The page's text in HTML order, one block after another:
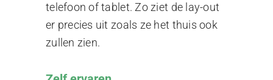
telefoon of tablet. Zo ziet de lay-out
er precies uit zoals ze het thuis ook
zullen zien.